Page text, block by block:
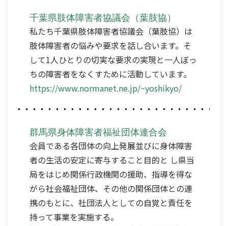
千葉県肢体障害者協議会（葉肢協）
私たち千葉県肢体障害者協議会（葉肢協）は
肢体障害者の悩みや要求を話し合います。そ
して1人ひとりの切実な要求の実現と一人ぼっ
ちの障害者をなくすために活動しています。
https://www.normanet.ne.jp/~yoshikyo/
群馬県身体障害者福祉団体連合会
会員である各団体の向上発展並びに身体障害
者の生活の安定に寄与すること目的と し県当
局をはじめ関係行政機関の援助、指導を得な
がら社会福祉団体、その他の関係団体との連
携のもとに、社団法人としての自覚と責任を
持って事業を実施する。